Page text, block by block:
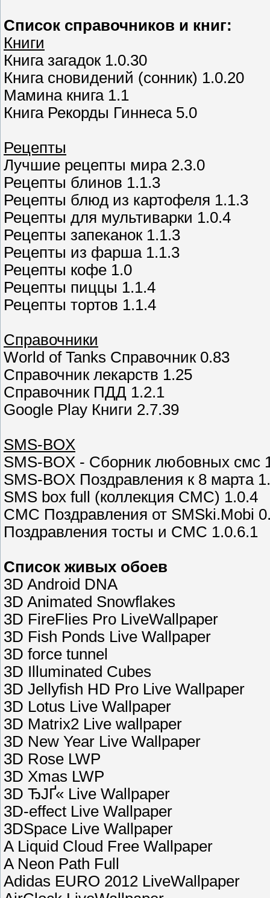
Список справочников и книг:
Книги
Книга загадок 1.0.30
Книга сновидений (сонник) 1.0.20
Мамина книга 1.1
Книга Рекорды Гиннеса 5.0
Рецепты
Лучшие рецепты мира 2.3.0
Рецепты блинов 1.1.3
Рецепты блюд из картофеля 1.1.3
Рецепты для мультиварки 1.0.4
Рецепты запеканок 1.1.3
Рецепты из фарша 1.1.3
Рецепты кофе 1.0
Рецепты пиццы 1.1.4
Рецепты тортов 1.1.4
Справочники
World of Tanks Справочник 0.83
Справочник лекарств 1.25
Справочник ПДД 1.2.1
Google Play Книги 2.7.39
SMS-BOX
SMS-BOX - Сборник любовных смс
SMS-BOX Поздравления к 8 марта
SMS box full (коллекция СМС) 1.0.4
СМС Поздравления от SMSki.Mobi
Поздравления тосты и СМС 1.0.6.1
Список живых обоев
3D Android DNA
3D Animated Snowflakes
3D FireFlies Pro LiveWallpaper
3D Fish Ponds Live Wallpaper
3D force tunnel
3D Illuminated Cubes
3D Jellyfish HD Pro Live Wallpaper
3D Lotus Live Wallpaper
3D Matrix2 Live wallpaper
3D New Year Live Wallpaper
3D Rose LWP
3D Xmas LWP
3D ЂЈҐ« Live Wallpaper
3D-effect Live Wallpaper
3DSpace Live Wallpaper
A Liquid Cloud Free Wallpaper
A Neon Path Full
Adidas EURO 2012 LiveWallpaper